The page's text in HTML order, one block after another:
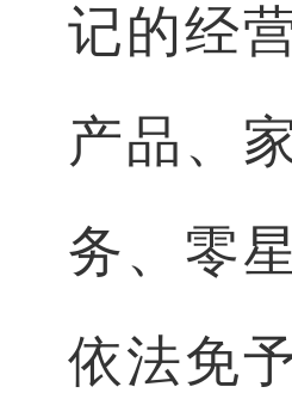
记的经
产品、
务、零
依法免